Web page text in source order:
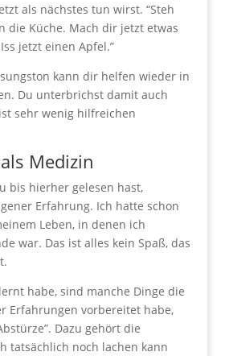
als nächstes tun wirst. “Steh
die Küche. Mach dir jetzt etwas
jetzt einen Apfel.”
kann dir helfen wieder in
Du unterbrichst damit auch
sehr wenig hilfreichen
Medizin
bis hierher gelesen hast,
Erfahrung. Ich hatte schon
Leben, in denen ich
war. Das ist alles kein Spaß, das
habe, sind manche Dinge die
Erfahrungen vorbereitet habe,
Dazu gehört die
tatsächlich noch lachen kann